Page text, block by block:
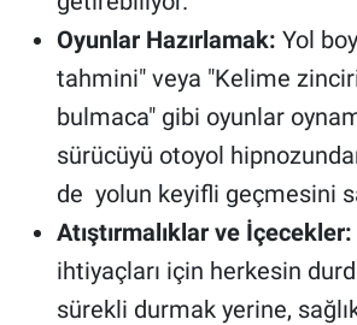
Oyunlar Hazırlamak: Yol
tahmini" veya "Kelime
bulmaca" gibi oyunlar
sürücüyü otoyol
de yolun keyifli geçmesini
Atıştırmalıklar ve İçecekler:
ihtiyaçları için herkesin
sürekli durmak yerine,